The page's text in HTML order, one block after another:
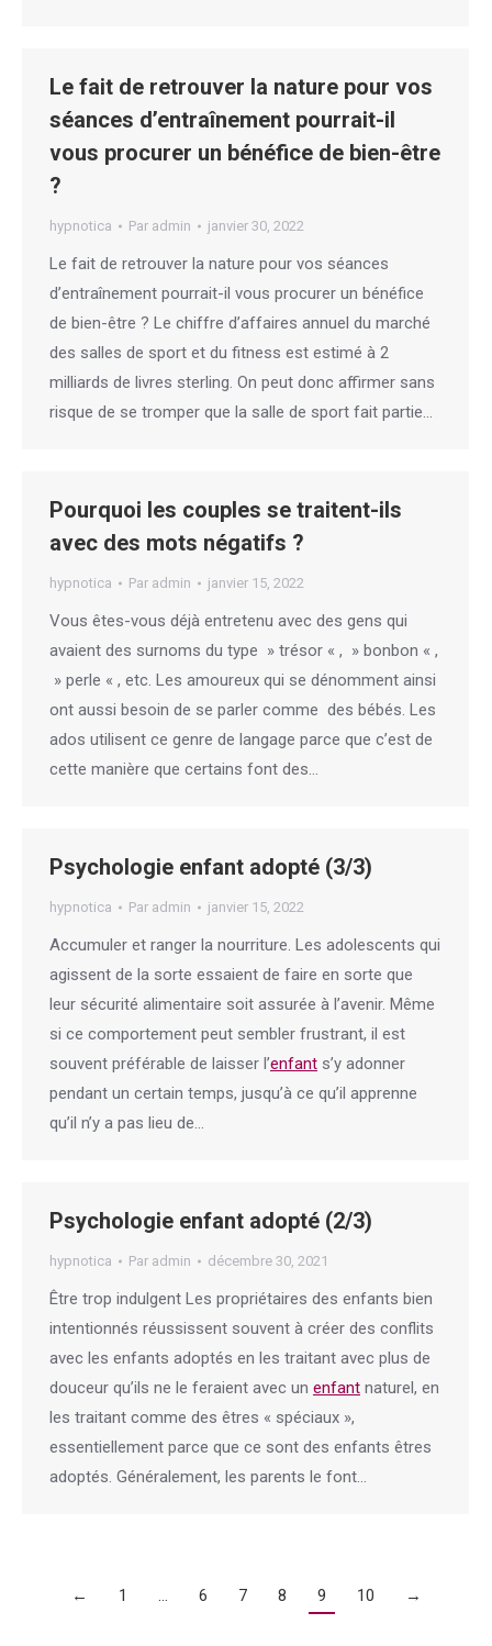
Le fait de retrouver la nature pour vos
séances d’entraînement pourrait-il
vous procurer un bénéfice de bien-être
?
hypnotica Par admin janvier 30, 2022
Le fait de retrouver la nature pour vos séances
d’entraînement pourrait-il vous procurer un bénéfice
de bien-être ? Le chiffre d’affaires annuel du marché
des salles de sport et du fitness est estimé à 2
milliards de livres sterling. On peut donc affirmer sans
risque de se tromper que la salle de sport fait partie…
Pourquoi les couples se traitent-ils
avec des mots négatifs ?
hypnotica Par admin janvier 15, 2022
Vous êtes-vous déjà entretenu avec des gens qui
avaient des surnoms du type » trésor « , » bonbon « ,
» perle « , etc. Les amoureux qui se dénomment ainsi
ont aussi besoin de se parler comme des bébés. Les
ados utilisent ce genre de langage parce que c’est de
cette manière que certains font des…
Psychologie enfant adopté (3/3)
hypnotica Par admin janvier 15, 2022
Accumuler et ranger la nourriture. Les adolescents qui
agissent de la sorte essaient de faire en sorte que
leur sécurité alimentaire soit assurée à l’avenir. Même
si ce comportement peut sembler frustrant, il est
souvent préférable de laisser l’enfant s’y adonner
pendant un certain temps, jusqu’à ce qu’il apprenne
qu’il n’y a pas lieu de…
Psychologie enfant adopté (2/3)
hypnotica Par admin décembre 30, 2021
Être trop indulgent Les propriétaires des enfants bien
intentionnés réussissent souvent à créer des conflits
avec les enfants adoptés en les traitant avec plus de
douceur qu’ils ne le feraient avec un enfant naturel, en
les traitant comme des êtres « spéciaux »,
essentiellement parce que ce sont des enfants êtres
adoptés. Généralement, les parents le font…
← 1 … 6 7 8 9 10 →